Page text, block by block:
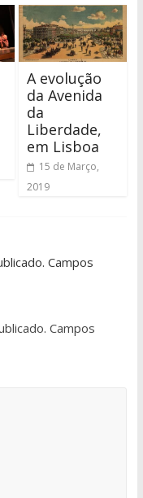
A evolução
da Avenida
da
Liberdade,
em Lisboa
15 de Março,
2019
Campos
Campos